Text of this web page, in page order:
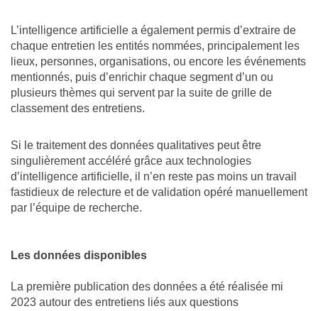
L’intelligence artificielle a également permis d’extraire de
chaque entretien les entités nommées, principalement les
lieux, personnes, organisations, ou encore les événements
mentionnés, puis d’enrichir chaque segment d’un ou
plusieurs thèmes qui servent par la suite de grille de
classement des entretiens.
Si le traitement des données qualitatives peut être
singulièrement accéléré grâce aux technologies
d’intelligence artificielle, il n’en reste pas moins un travail
fastidieux de relecture et de validation opéré manuellement
par l’équipe de recherche.
Les données disponibles
La première publication des données a été réalisée mi
2023 autour des entretiens liés aux questions